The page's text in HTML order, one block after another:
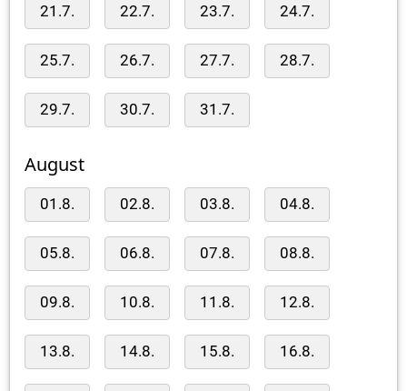
21.7. 22.7. 23.7. 24.7.
25.7. 26.7. 27.7. 28.7.
29.7. 30.7. 31.7.
August
01.8. 02.8. 03.8. 04.8.
05.8. 06.8. 07.8. 08.8.
09.8. 10.8. 11.8. 12.8.
13.8. 14.8. 15.8. 16.8.